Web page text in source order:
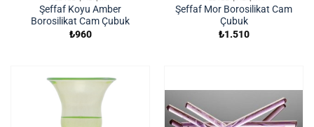
Şeffaf Koyu Amber
Borosilikat Cam Çubuk
₺960
Şeffaf Mor Borosilikat Cam
Çubuk
₺1.510